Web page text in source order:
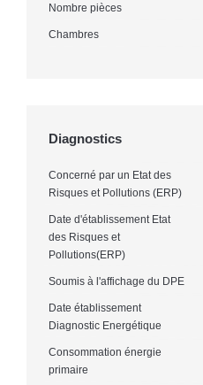
Nombre pièces
Chambres
Diagnostics
Concerné par un Etat des
Risques et Pollutions (ERP)
Date d'établissement Etat
des Risques et
Pollutions(ERP)
Soumis à l'affichage du DPE
Date établissement
Diagnostic Energétique
Consommation énergie
primaire